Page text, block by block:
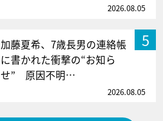
2026.08.05
5
加藤夏希、7歳長男の連絡帳
に書かれた衝撃の“お知ら
せ” 原因不明…
2026.08.05